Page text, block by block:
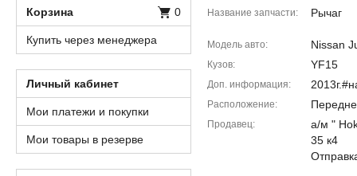
Название запчасти Рычаг
Модель авто Nissan
Кузов YF15
Доп. информация
Расположение
Продавец
а/м "
35 к4
Корзина 0
Купить через менеджера
Личный кабинет
Мои платежи и покупки
Мои товары в резерве